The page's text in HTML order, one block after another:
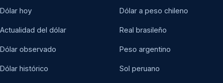
Dólar hoy
Actualidad del dólar
Dólar observado
Dólar histórico
Dólar a peso chileno
Real brasileño
Peso argentino
Sol peruano